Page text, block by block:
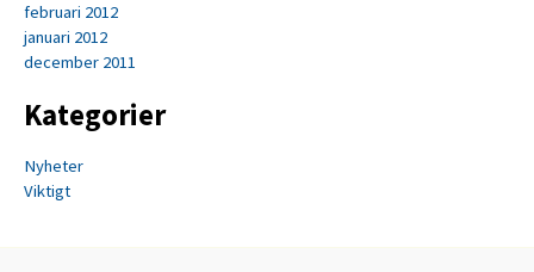
februari 2012
januari 2012
december 2011
Kategorier
Nyheter
Viktigt